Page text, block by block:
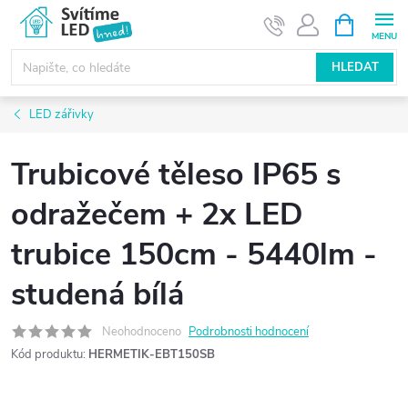
obsah
HLEDAT
NÁKUPNÍ
KOŠÍK
LED zářivky
Trubicové těleso IP65 s
odražečem + 2x LED
trubice 150cm - 5440lm -
studená bílá
Neohodnoceno Podrobnosti hodnocení
Kód produktu: HERMETIK-EBT150SB